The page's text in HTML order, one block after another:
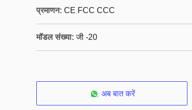
प्रमाणन: CE FCC CCC
मॉडल संख्या: जी -20
अब बात करें